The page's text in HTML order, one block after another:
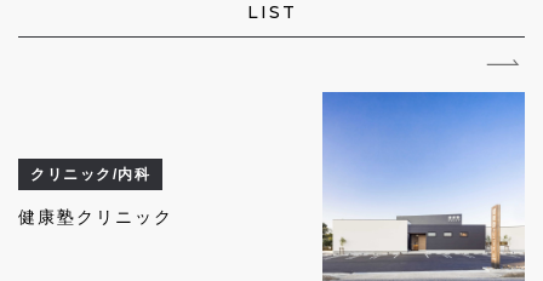
LIST
クリニック/内科
健康塾クリニック